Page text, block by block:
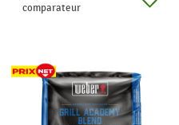
comparateur